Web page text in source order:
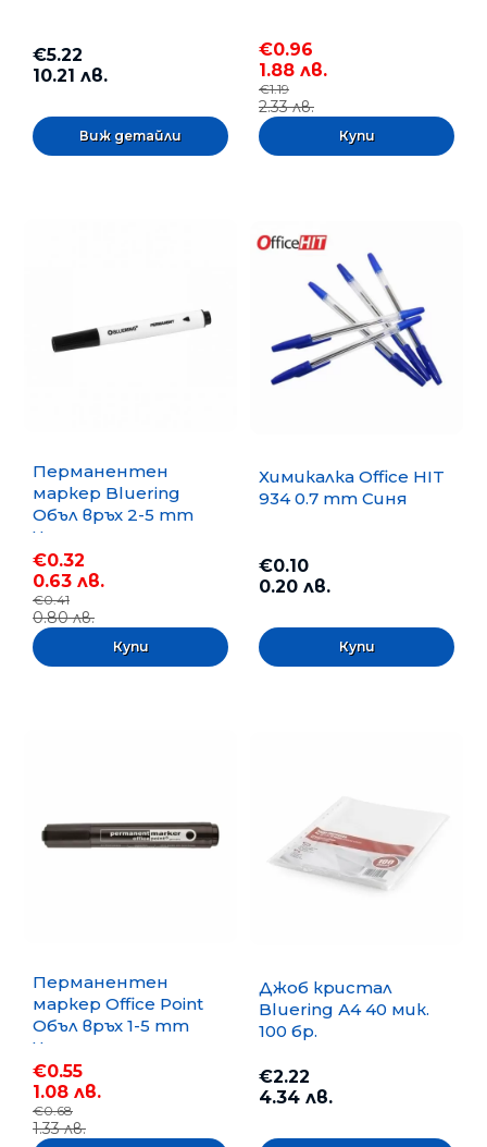
€5.22
10.21 лв.
Виж детайли
€0.96
1.88 лв.
€1.19
2.33 лв.
Перманентен
маркер Bluering
Объл връх 2-5 mm
Черен
€0.32
0.63 лв.
€0.41
0.80 лв.
Химикалка Office HIT
934 0.7 mm Синя
€0.10
0.20 лв.
Перманентен
маркер Office Point
Объл връх 1-5 mm
Черен
€0.55
1.08 лв.
€0.68
1.33 лв.
Джоб кристал
Bluering А4 40 мик.
100 бр.
€2.22
4.34 лв.